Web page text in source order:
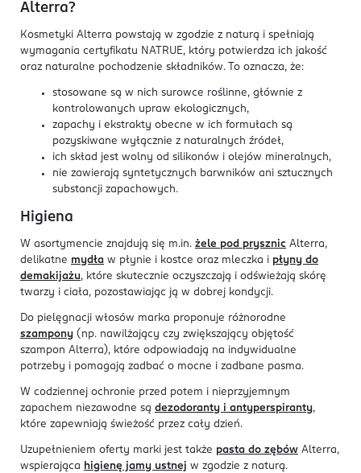
Alterra?
Kosmetyki Alterra powstają w zgodzie z naturą i spełniają
wymagania certyfikatu NATRUE, który potwierdza ich jakość
oraz naturalne pochodzenie składników. To oznacza, że:
stosowane są w nich surowce roślinne, głównie z
kontrolowanych upraw ekologicznych,
zapachy i ekstrakty obecne w ich formułach są
pozyskiwane wyłącznie z naturalnych źródeł,
ich skład jest wolny od silikonów i olejów mineralnych,
nie zawierają syntetycznych barwników ani sztucznych
substancji zapachowych.
Higiena
W asortymencie znajdują się m.in. żele pod prysznic Alterra,
delikatne mydła w płynie i kostce oraz mleczka i płyny do
demakijażu, które skutecznie oczyszczają i odświeżają skórę
twarzy i ciała, pozostawiając ją w dobrej kondycji.
Do pielęgnacji włosów marka proponuje różnorodne
szampony (np. nawilżający czy zwiększający objętość
szampon Alterra), które odpowiadają na indywidualne
potrzeby i pomagają zadbać o mocne i zadbane pasma.
W codziennej ochronie przed potem i nieprzyjemnym
zapachem niezawodne są dezodoranty i antyperspiranty,
które zapewniają świeżość przez cały dzień.
Uzupełnieniem oferty marki jest także pasta do zębów Alterra,
wspierająca higienę jamy ustnej w zgodzie z naturą.